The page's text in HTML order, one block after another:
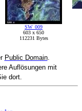
SW_009
603 x 650
112231 Bytes
Public Domain.
Auflösungen mit
dort.